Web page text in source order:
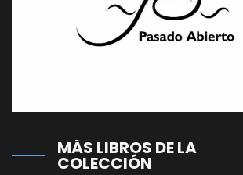
MÁS LIBROS DE LA
COLECCIÓN